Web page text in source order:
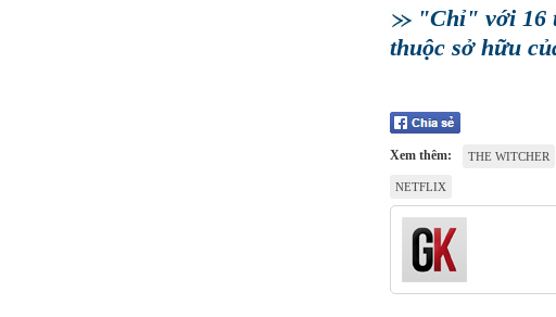
"Chỉ" với 16
thuộc sở hữu
Xem thêm: THE WITCHER
NETFLIX